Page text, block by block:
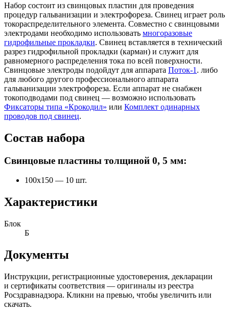
Набор состоит из свинцовых пластин для проведения
процедур гальванизации и электрофореза. Свинец играет роль
токораспределительного элемента. Совместно с свинцовыми
электродами необходимо использовать многоразовые
гидрофильные прокладки. Свинец вставляется в технический
разрез гидрофильной прокладки (карман) и служит для
равномерного распределения тока по всей поверхности.
Свинцовые электроды подойдут для аппарата Поток-1 . либо
для любого другого профессионального аппарата
гальванизации электрофореза. Если аппарат не снабжен
токоподводами под свинец — возможно использовать
Фиксаторы типа «Крокодил» или Комплект одинарных
проводов под свинец.
Состав набора
Свинцовые пластины толщиной 0, 5 мм:
100x150 — 10 шт.
Характеристики
Блок
Б
Документы
Инструкции, регистрационные удостоверения, декларации
и сертификаты соответствия — оригиналы из реестра
Росздравнадзора. Кликни на превью, чтобы увеличить или
скачать.